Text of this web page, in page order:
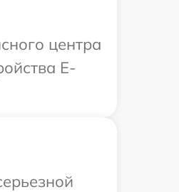
центра
E-